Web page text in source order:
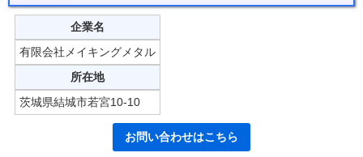
企業名
有限会社メイキングメタル
所在地
茨城県結城市若宮10-10
お問い合わせはこちら